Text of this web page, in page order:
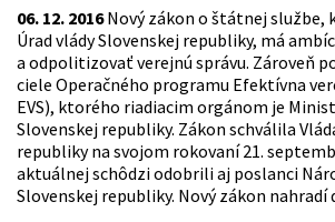
06. 12. 2016Nový zákon o štátnej službe,
Úrad vlády Slovenskej republiky, má
a odpolitizovať verejnú správu. Zároveň
ciele Operačného programu Efektívna
EVS), ktorého riadiacim orgánom je
Slovenskej republiky. Zákon schválila
republiky na svojom rokovaní 21.
aktuálnej schôdzi odobrili aj poslanci
Slovenskej republiky. Nový zákon nahradí